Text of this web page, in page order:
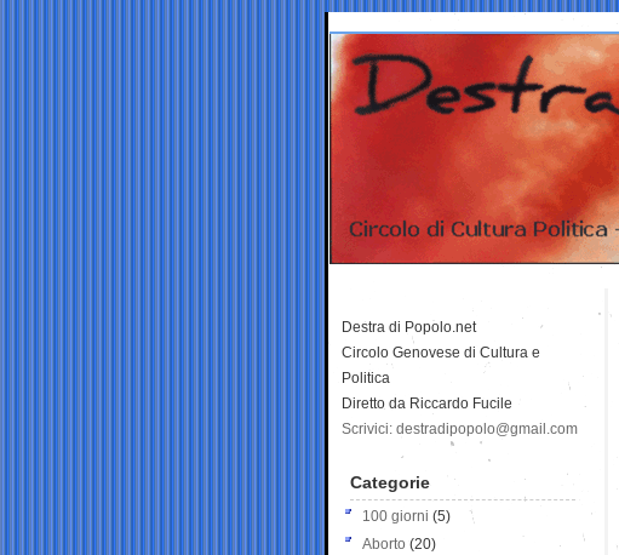
Destra di Popolo.net
Circolo Genovese di Cultura e
Politica
Diretto da Riccardo Fucile
Scrivici: destradipopolo@gmail.com
Categorie
100 giorni (5)
Aborto (20)